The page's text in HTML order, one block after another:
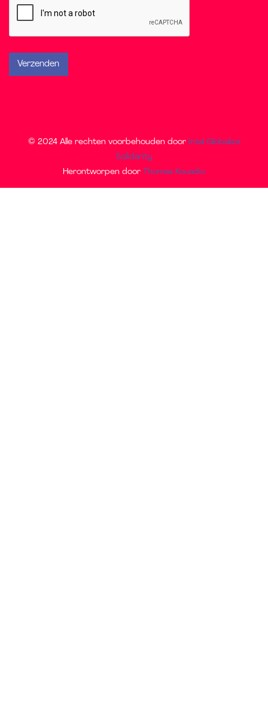
© 2024 Alle rechten voorbehouden door Intal Globalize
Solidarity
Herontworpen door
Thomas Kouadio